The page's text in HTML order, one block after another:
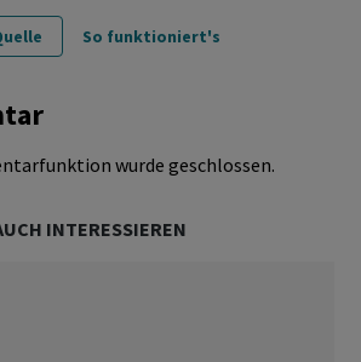
So funktioniert's
wurde geschlossen.
INTERESSIEREN